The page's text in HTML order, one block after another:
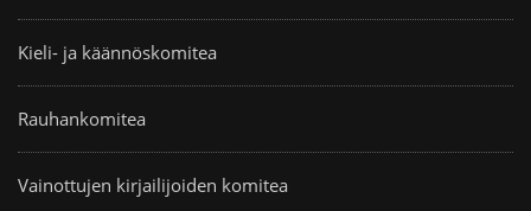
Kieli- ja käännöskomitea
Rauhankomitea
Vainottujen kirjailijoiden komitea